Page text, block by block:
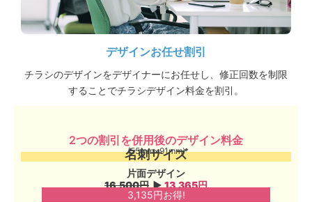
デザインお任せ割引
チラシのデザインをデザイナーにお任せし、修正回数を制限
することでチラシデザイン料金を割引。
2つの割引を併用後のデザイン料金​
名刺サイズ
(55mm×91mm)
片面デザイン
16,500円 ▶︎13,365円
3,135円お得!